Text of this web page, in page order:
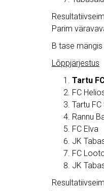
Parim
B tase
Lõppjärjestus
Tartu
FC
Tartu
Rannu
FC Elva
JK
FC
JK